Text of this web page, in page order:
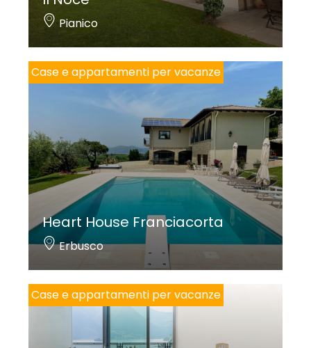
Pianico
Case e appartamenti per vacanze
Heart House Franciacorta
Erbusco
Case e appartamenti per vacanze